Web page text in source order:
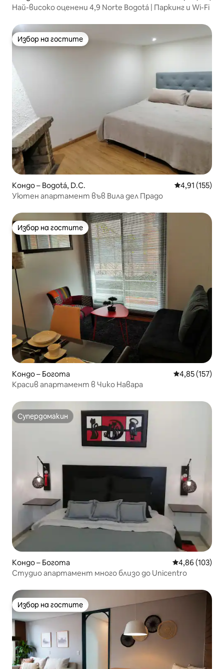
Най-високо оценени 4,9 Norte Bogotá | Паркинг и Wi-Fi
Избор на гостите
Избор на гостите
Кондо – Bogotá, D.C. Средна
4,91 (155)
Уютен апартамент във Вила дел Прадо
Избор на гостите
Избор на гостите
Кондо – Богота Средна
4,85 (157)
Красив апартамент в Чико Навара
Супердомакин
Супердомакин
Кондо – Богота Средна
4,86 (103)
Студио апартамент много близо до Unicentro
Избор на гостите
Избор на гостите